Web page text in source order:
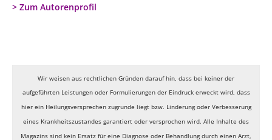
> Zum Autorenprofil
Wir weisen aus rechtlichen Gründen darauf hin, dass bei keiner der
aufgeführten Leistungen oder Formulierungen der Eindruck erweckt wird, dass
hier ein Heilungsversprechen zugrunde liegt bzw. Linderung oder Verbesserung
eines Krankheitszustandes garantiert oder versprochen wird. Alle Inhalte des
Magazins sind kein Ersatz für eine Diagnose oder Behandlung durch einen Arzt,